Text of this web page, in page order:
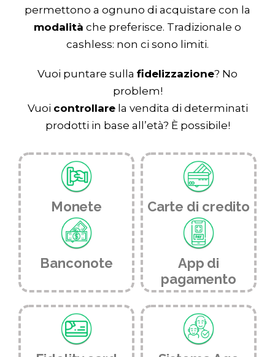
permettono a ognuno di acquistare con la
modalità che preferisce. Tradizionale o
cashless: non ci sono limiti.
Vuoi puntare sulla fidelizzazione? No
problem!
Vuoi controllarela vendita di determinati
prodotti in base all’età? È possibile!
Monete
Banconote
Carte di credito
App di
pagamento